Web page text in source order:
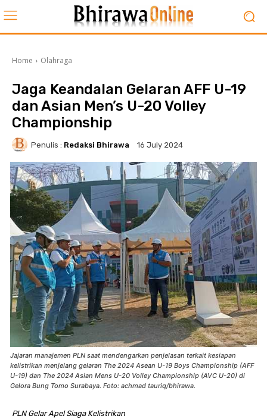
Home Olahraga
Jaga Keandalan Gelaran AFF U-19
dan Asian Men’s U-20 Volley
Championship
Penulis : Redaksi Bhirawa 16 July 2024
Jajaran manajemen PLN saat mendengarkan penjelasan terkait kesiapan
kelistrikan menjelang gelaran The 2024 Asean U-19 Boys Championship (AFF
U-19) dan The 2024 Asian Mens U-20 Volley Championship (AVC U-20) di
Gelora Bung Tomo Surabaya. Foto: achmad tauriq/bhirawa.
PLN Gelar Apel Siaga Kelistrikan